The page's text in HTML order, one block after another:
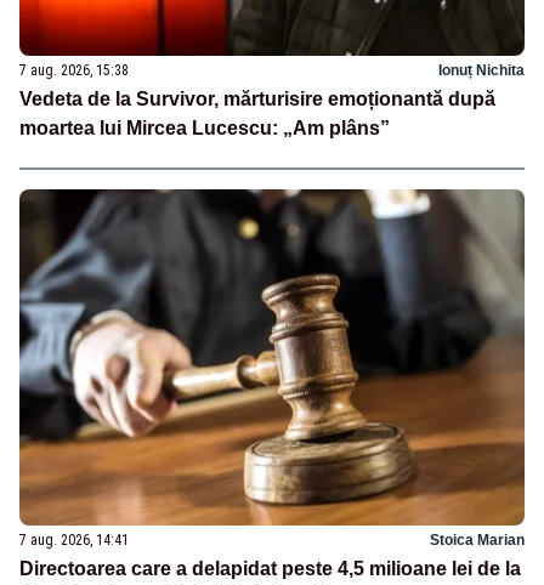
7 aug. 2026, 15:38 Ionuț Nichita
Vedeta de la Survivor, mărturisire emoționantă după
moartea lui Mircea Lucescu: „Am plâns”
7 aug. 2026, 14:41 Stoica Marian
Directoarea care a delapidat peste 4,5 milioane lei de la